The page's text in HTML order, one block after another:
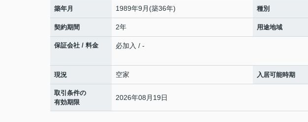
築年月 1989年9月(築36年) 種別
契約期間 2年 用途地域
保証会社 / 料金 必加入 / -
現況 空家 入居可能時期
取引条件の
有効期限
2026年08月19日